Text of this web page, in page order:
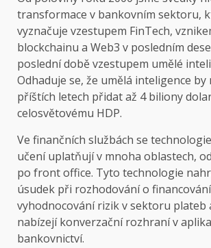
transformace v bankovním sektoru,
vyznačuje vzestupem FinTech,
blockchainu a Web3 v posledním
poslední době vzestupem umělé
Odhaduje se, že umělá inteligence by
příštích letech přidat až 4 biliony
celosvětovému HDP.
Ve finančních službách se
učení uplatňují v mnoha oblastech,
po front office. Tyto technologie
úsudek při rozhodování o
vyhodnocování rizik v sektoru plateb
nabízejí konverzační rozhraní v
bankovnictví.